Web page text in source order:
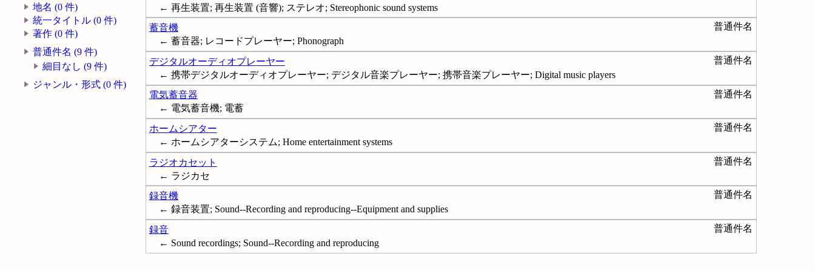
地名 (0 件)
統一タイトル (0 件)
著作 (0 件)
普通件名 (9 件)
細目なし (9 件)
ジャンル・形式 (0 件)
← 再生装置; 再生装置 (音響); ステレオ; Stereophonic sound systems
蓄音機
普通件名
← 蓄音器; レコードプレーヤー; Phonograph
デジタルオーディオプレーヤー
普通件名
← 携帯デジタルオーディオプレーヤー; デジタル音楽プレーヤー; 携帯音楽プレーヤー; Digital music players
電気蓄音器
普通件名
← 電気蓄音機; 電蓄
ホームシアター
普通件名
← ホームシアターシステム; Home entertainment systems
ラジオカセット
普通件名
← ラジカセ
録音機
普通件名
← 録音装置; Sound--Recording and reproducing--Equipment and supplies
録音
普通件名
← Sound recordings; Sound--Recording and reproducing